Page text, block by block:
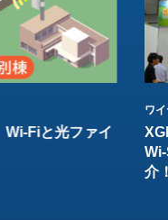
Fiと光ファイ
ワ
介